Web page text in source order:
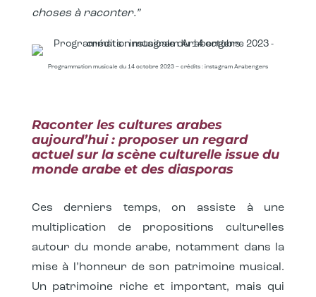
choses à raconter.”
Programmation musicale du 14 octobre 2023 – crédits : instagram Arabengers
Raconter les cultures arabes
aujourd’hui : proposer un regard
actuel sur la scène culturelle issue du
monde arabe et des diasporas
Ces derniers temps, on assiste à une
multiplication de propositions culturelles
autour du monde arabe, notamment dans la
mise à l’honneur de son patrimoine musical.
Un patrimoine riche et important, mais qui